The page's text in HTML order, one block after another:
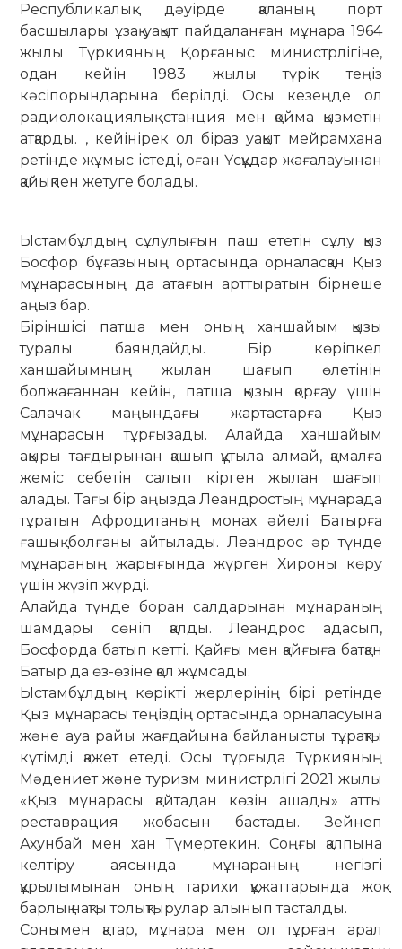
Республикалық дәуірде қаланың порт
басшылары ұзақ уақыт пайдаланған мұнара 1964
жылы Түркияның Қорғаныс министрлігіне,
одан кейін 1983 жылы түрік теңіз
кәсіпорындарына берілді. Осы кезеңде ол
радиолокациялық станция мен қойма қызметін
атқарды. , кейінірек ол біраз уақыт мейрамхана
ретінде жұмыс істеді, оған Үсқұдар жағалауынан
қайықпен жетуге болады.
Ыстамбұлдың сұлулығын паш ететін сұлу қыз
Босфор бұғазының ортасында орналасқан Қыз
мұнарасының да атағын арттыратын бірнеше
аңыз бар.
Біріншісі патша мен оның ханшайым қызы
туралы баяндайды. Бір көріпкел
ханшайымның жылан шағып өлетінін
болжағаннан кейін, патша қызын қорғау үшін
Салачак маңындағы жартастарға Қыз
мұнарасын тұрғызады. Алайда ханшайым
ақыры тағдырынан қашып құтыла алмай, қамалға
жеміс себетін салып кірген жылан шағып
алады. Тағы бір аңызда Леандростың мұнарада
тұратын Афродитаның монах әйелі Батырға
ғашық болғаны айтылады. Леандрос әр түнде
мұнараның жарығында жүрген Хироны көру
үшін жүзіп жүрді.
Алайда түнде боран салдарынан мұнараның
шамдары сөніп қалды. Леандрос адасып,
Босфорда батып кетті. Қайғы мен қайғыға батқан
Батыр да өз-өзіне қол жұмсады.
Ыстамбұлдың көрікті жерлерінің бірі ретінде
Қыз мұнарасы теңіздің ортасында орналасуына
және ауа райы жағдайына байланысты тұрақты
күтімді қажет етеді. Осы тұрғыда Түркияның
Мәдениет және туризм министрлігі 2021 жылы
«Қыз мұнарасы қайтадан көзін ашады» атты
реставрация жобасын бастады. Зейнеп
Ахунбай мен хан Түмертекин. Соңғы қалпына
келтіру аясында мұнараның негізгі
құрылымынан оның тарихи құжаттарында жоқ
барлық нақты толықтырулар алынып тасталды.
Сонымен қатар, мұнара мен ол тұрған арал